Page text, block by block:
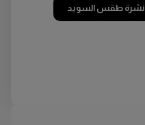
نشرة طقس السويد